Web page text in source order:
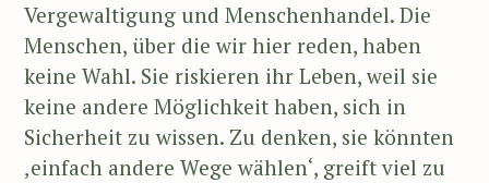
Vergewaltigung und Menschenhandel. Die
Menschen, über die wir hier reden, haben
keine Wahl. Sie riskieren ihr Leben, weil sie
keine andere Möglichkeit haben, sich in
Sicherheit zu wissen. Zu denken, sie könnten
‚einfach andere Wege wählen‘, greift viel zu